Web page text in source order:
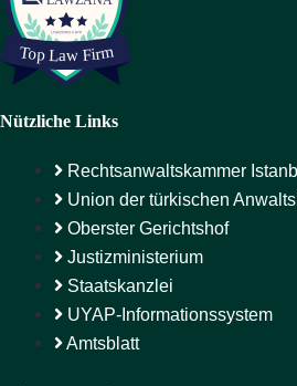
Nützliche Links
Rechtsanwaltskammer
Union der türkischen
Oberster Gerichtshof
Justizministerium
Staatskanzlei
UYAP-Informationssystem
Amtsblatt